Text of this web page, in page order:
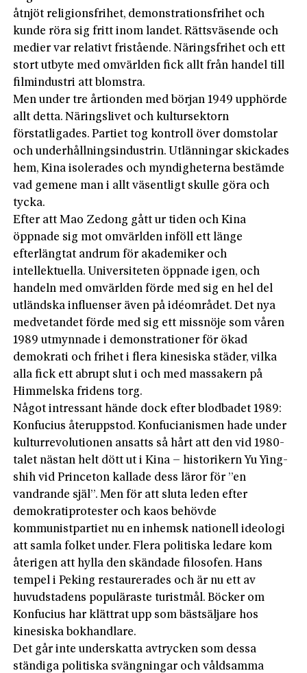
åtnjöt religionsfrihet, demonstrationsfrihet och
kunde röra sig fritt inom landet. Rättsväsende och
medier var relativt fristående. Näringsfrihet och ett
stort utbyte med omvärlden fick allt från handel till
filmindustri att blomstra.
Men under tre årtionden med början 1949 upphörde
allt detta. Näringslivet och kultursektorn
förstatligades. Partiet tog kontroll över domstolar
och underhållningsindustrin. Utlänningar skickades
hem, Kina isolerades och myndigheterna bestämde
vad gemene man i allt väsentligt skulle göra och
tycka.
Efter att Mao Zedong gått ur tiden och Kina
öppnade sig mot omvärlden inföll ett länge
efterlängtat andrum för akademiker och
intellektuella. Universiteten öppnade igen, och
handeln med omvärlden förde med sig en hel del
utländska influenser även på idéområdet. Det nya
medvetandet förde med sig ett missnöje som våren
1989 utmynnade i demonstrationer för ökad
demokrati och frihet i flera kinesiska städer, vilka
alla fick ett abrupt slut i och med massakern på
Himmelska fridens torg.
Något intressant hände dock efter blodbadet 1989:
Konfucius återuppstod. Konfucianismen hade under
kulturrevolutionen ansatts så hårt att den vid 1980-
talet nästan helt dött ut i Kina – historikern Yu Ying-
shih vid Princeton kallade dess läror för ”en
vandrande själ”. Men för att sluta leden efter
demokratiprotester och kaos behövde
kommunistpartiet nu en inhemsk nationell ideologi
att samla folket under. Flera politiska ledare kom
återigen att hylla den skändade filosofen. Hans
tempel i Peking restaurerades och är nu ett av
huvudstadens populäraste turistmål. Böcker om
Konfucius har klättrat upp som bästsäljare hos
kinesiska bokhandlare.
Det går inte underskatta avtrycken som dessa
ständiga politiska svängningar och våldsamma